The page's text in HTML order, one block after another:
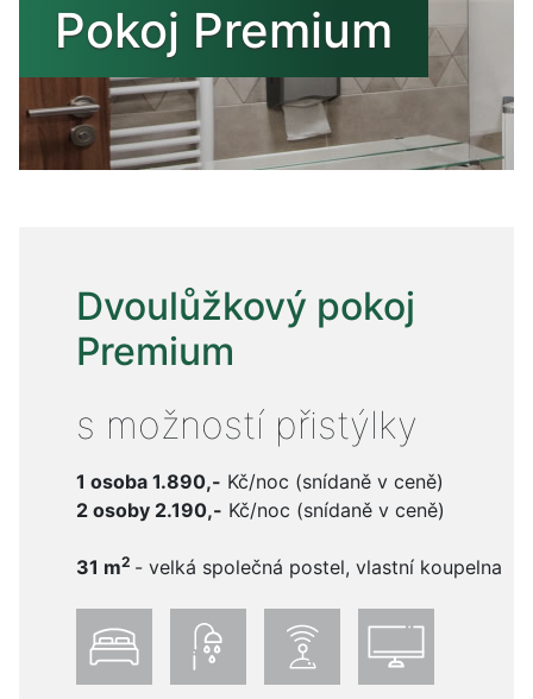
Pokoj Premium
Dvoulůžkový pokoj
Premium
s možností přistýlky
1 osoba 1.890,- Kč/noc (snídaně v ceně)
2 osoby 2.190,- Kč/noc (snídaně v ceně)
31 m2 - velká společná postel, vlastní koupelna